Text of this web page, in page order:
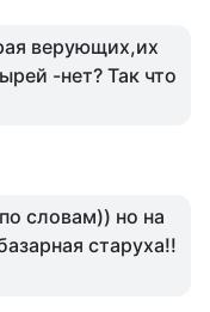
верующих,их
-нет? Так что
словам)) но на
старуха!!